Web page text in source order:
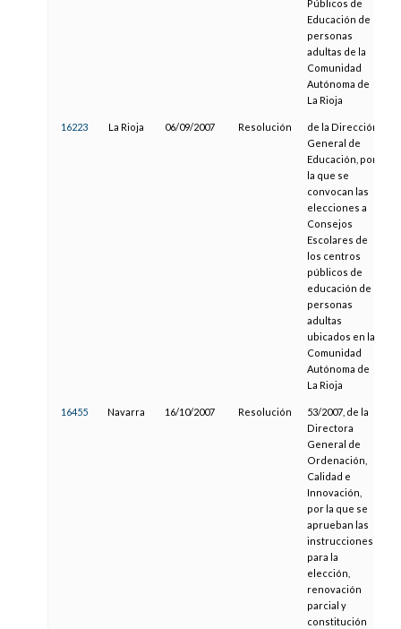
Públicos de
Educación de
personas
adultas de la
Comunidad
Autónoma de
La Rioja
16223 La Rioja 06/09/2007 Resolución
de la Dirección
General de
Educación, por
la que se
convocan las
elecciones a
Consejos
Escolares de
los centros
públicos de
educación de
personas
adultas
ubicados en la
Comunidad
Autónoma de
La Rioja
16455 Navarra 16/10/2007 Resolución
53/2007, de la
Directora
General de
Ordenación,
Calidad e
Innovación,
por la que se
aprueban las
instrucciones
para la
elección,
renovación
parcial y
constitución